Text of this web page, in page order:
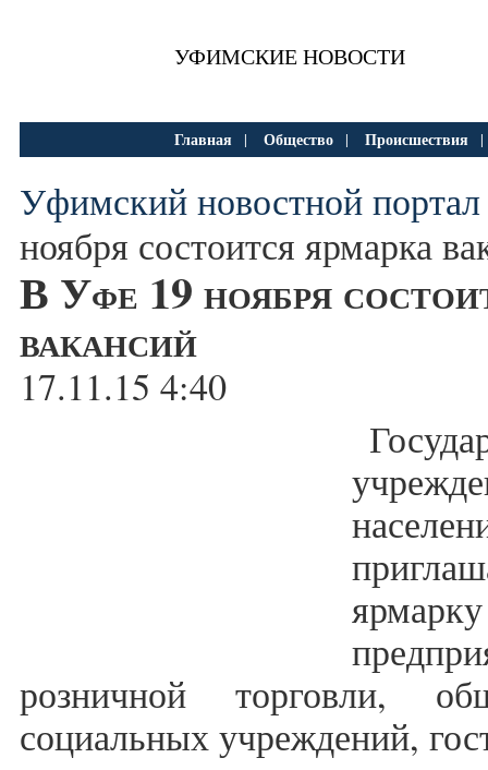
УФИМСКИЕ НОВОСТИ
Главная | Общество | Происшествия
Уфимский новостной портал
ноября состоится ярмарка
В Уфе 19 ноября
вакансий
17.11.15 4:40
розничной торговли,
социальных учреждений,